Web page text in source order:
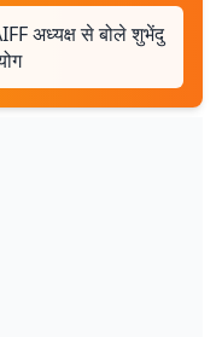
अध्यक्ष से बोले शुभेंदु